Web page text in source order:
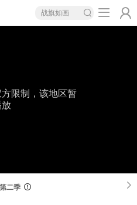
战旗如画
限制，该地区暂
放
二季